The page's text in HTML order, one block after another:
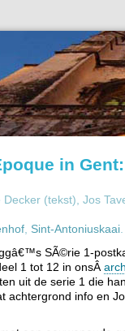
in
Decker (tekst), Jos
Sint-Antoniuskaai
SÃ©rie 1-
1 tot 12 in onsÂ
uit de serie 1 die
achtergrond info en